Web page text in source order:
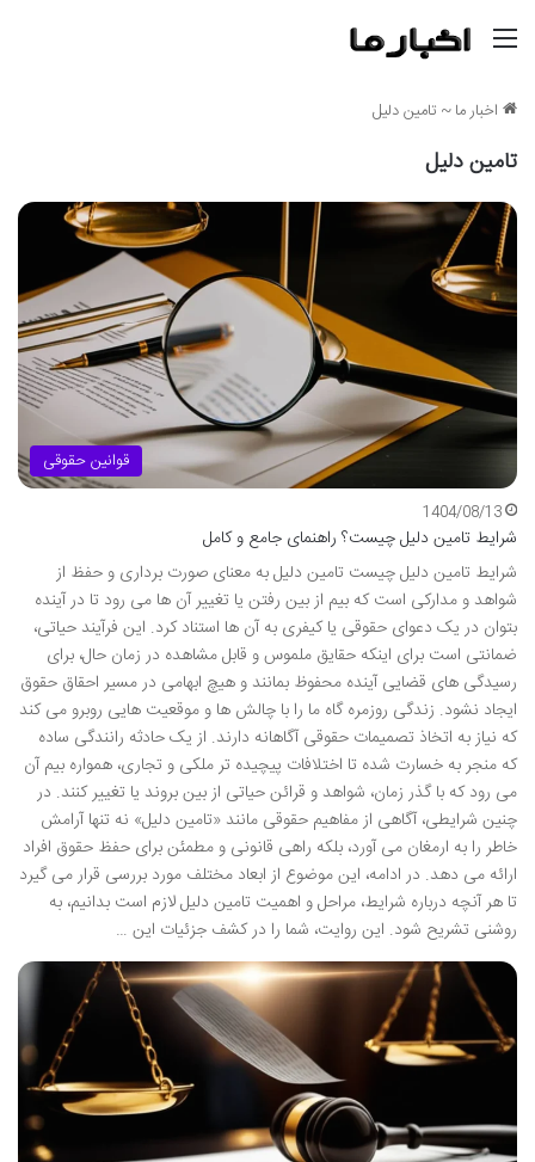
اخبار ما~ تامین دلیل
تامین دلیل
قوانین حقوقی
1404/08/13
شرایط تامین دلیل چیست؟ راهنمای جامع و کامل
شرایط تامین دلیل چیست تامین دلیل به معنای صورت برداری و حفظ از
شواهد و مدارکی است که بیم از بین رفتن یا تغییر آن ها می رود تا در آینده
بتوان در یک دعوای حقوقی یا کیفری به آن ها استناد کرد. این فرآیند حیاتی،
ضمانتی است برای اینکه حقایق ملموس و قابل مشاهده در زمان حال، برای
رسیدگی های قضایی آینده محفوظ بمانند و هیچ ابهامی در مسیر احقاق حقوق
ایجاد نشود. زندگی روزمره گاه ما را با چالش ها و موقعیت هایی روبرو می کند
که نیاز به اتخاذ تصمیمات حقوقی آگاهانه دارند. از یک حادثه رانندگی ساده
که منجر به خسارت شده تا اختلافات پیچیده تر ملکی و تجاری، همواره بیم آن
می رود که با گذر زمان، شواهد و قرائن حیاتی از بین بروند یا تغییر کنند. در
چنین شرایطی، آگاهی از مفاهیم حقوقی مانند «تامین دلیل» نه تنها آرامش
خاطر را به ارمغان می آورد، بلکه راهی قانونی و مطمئن برای حفظ حقوق افراد
ارائه می دهد. در ادامه، این موضوع از ابعاد مختلف مورد بررسی قرار می گیرد
تا هر آنچه درباره شرایط، مراحل و اهمیت تامین دلیل لازم است بدانیم، به
روشنی تشریح شود. این روایت، شما را در کشف جزئیات این …